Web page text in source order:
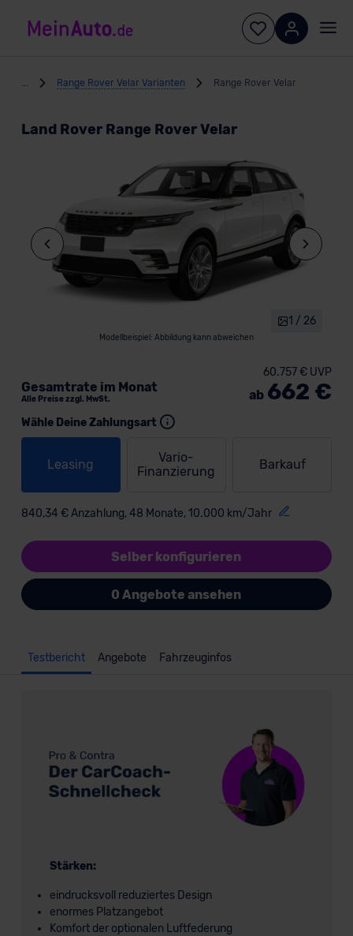
Range Rover Velar Varianten Range Rover Velar
Land Rover Range Rover Velar
Modellbeispiel: Abbildung kann abweichen
1 / 26
Wähle Deine Zahlungsart
Leasing
Vario-
Finanzierung
Barkauf
840,34 € Anzahlung, 48 Monate, 10.000 km/Jahr
Gesamtrate im Monat
Alle Preise zzgl. MwSt.
60.757 € UVP
ab 662 €
Selber konfigurieren
0 Angebote ansehen
Testbericht Angebote Fahrzeuginfos
Stärken:
eindrucksvoll reduziertes Design
enormes Platzangebot
Komfort der optionalen Luftfederung